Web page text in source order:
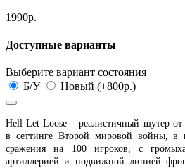
1990р.
Доступные варианты
Выберите вариант состояния
Б/У
Новый (+800р.)
Hell Let Loose – реалистичный шутер
в сеттинге Второй мировой войны, в
сражения на 100 игроков, с
артиллерией и подвижной линией